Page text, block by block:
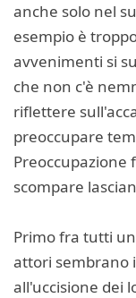
anche solo nel
esempio è
avvenimenti si
che non c'è
riflettere
preoccupare
scompare
Primo fra tutti
attori sembrano
all'uccisione dei